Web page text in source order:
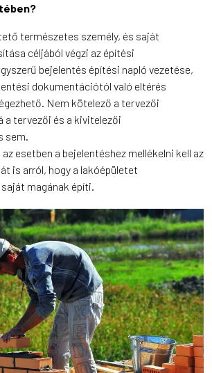
természetes személy, és saját
céljából végzi az építési
bejelentés építési napló vezetése,
dokumentációtól való eltérés
Nem kötelező a tervezői
a tervezői és a kivitelezői
sem.
esetben a bejelentéshez mellékelni kell az
is arról, hogy a lakóépületet
magának építi.